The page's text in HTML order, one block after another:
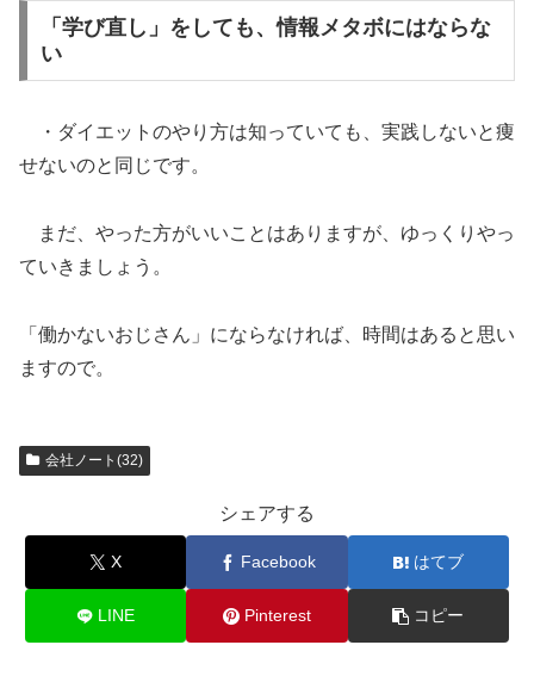
「学び直し」をしても、情報メタボにはならな
い
・ダイエットのやり方は知っていても、実践しないと痩
せないのと同じです。
まだ、やった方がいいことはありますが、ゆっくりやっ
ていきましょう。
「働かないおじさん」にならなければ、時間はあると思い
ますので。
会社ノート(32)
シェアする
X Facebook はてブ
LINE Pinterest コピー